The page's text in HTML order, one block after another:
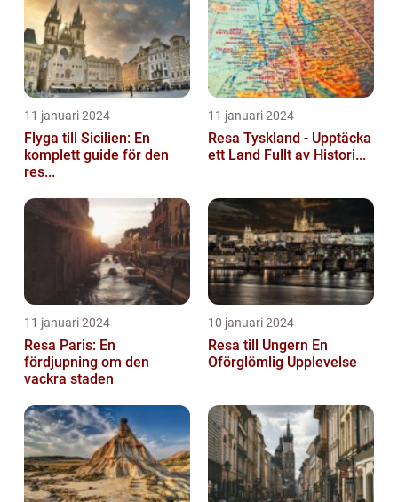
11 januari 2024
Flyga till Sicilien: En
komplett guide för den
res...
11 januari 2024
Resa Tyskland - Upptäcka
ett Land Fullt av Histori...
11 januari 2024
Resa Paris: En
fördjupning om den
vackra staden
10 januari 2024
Resa till Ungern En
Oförglömlig Upplevelse